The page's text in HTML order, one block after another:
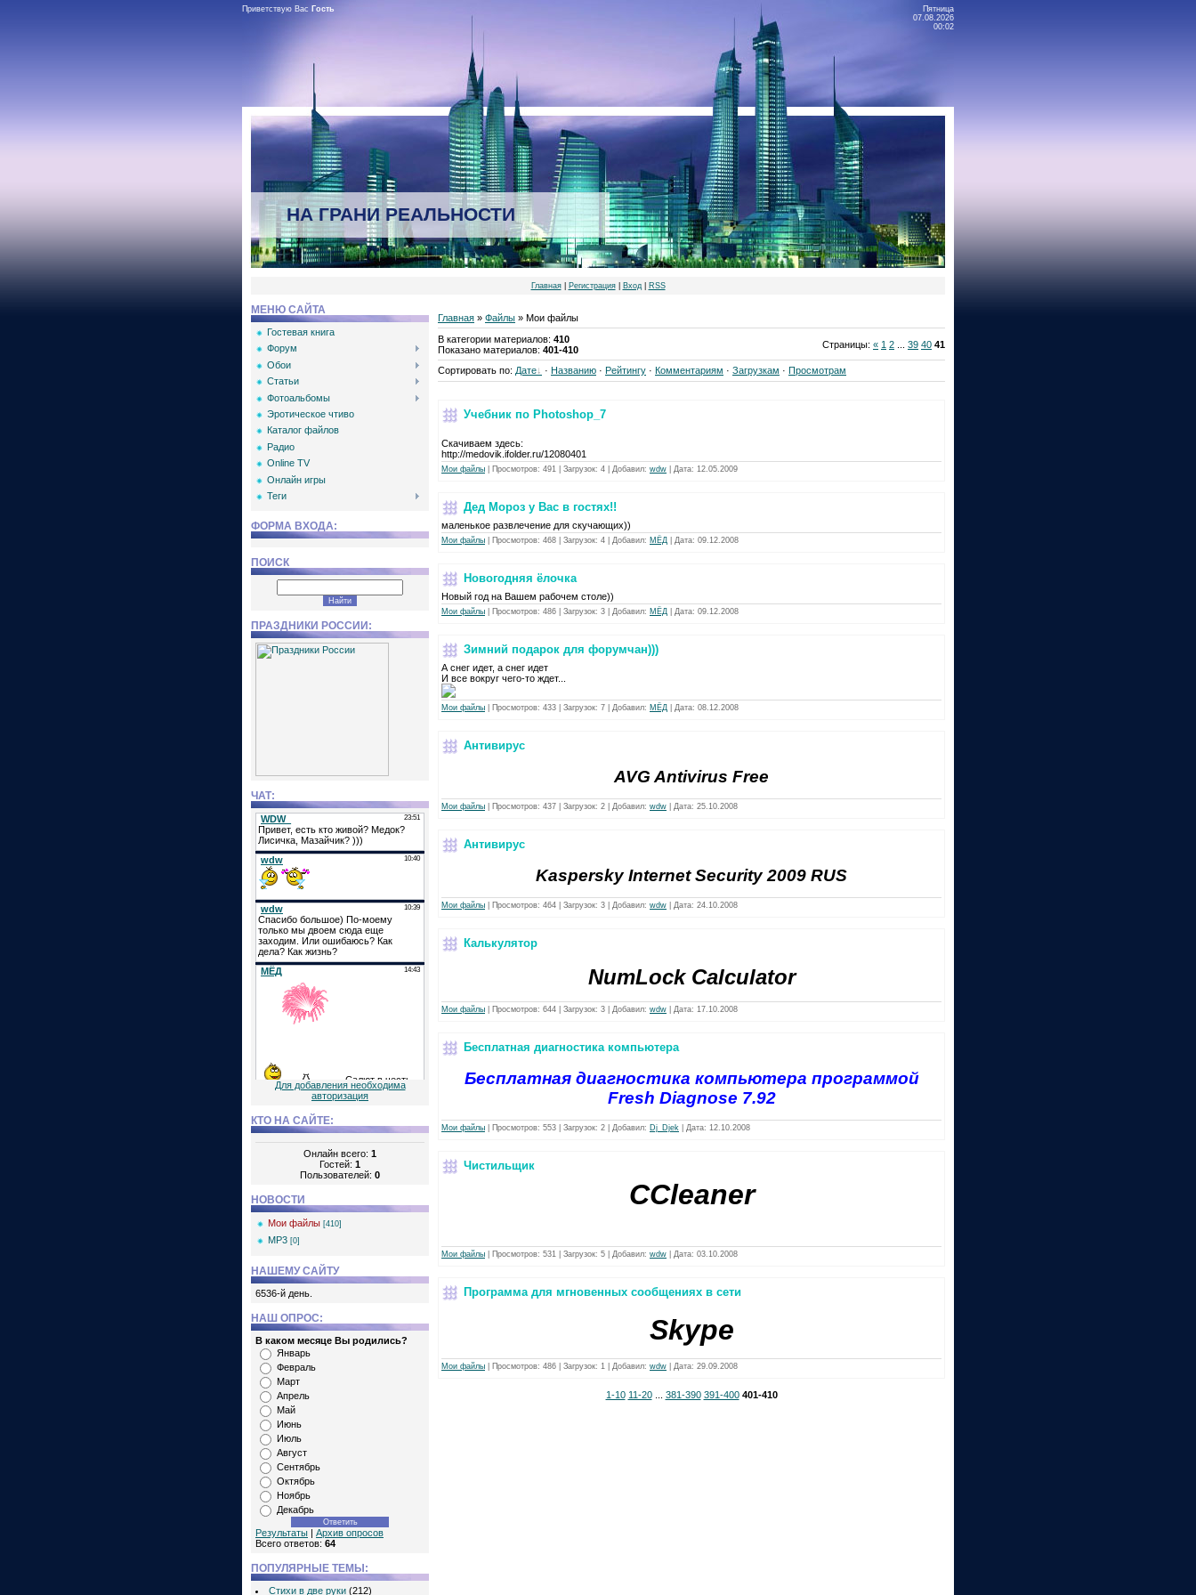
Приветствую Вас Гость
Пятница
07.08.2026
00:02
НА ГРАНИ РЕАЛЬНОСТИ
Главная| Регистрация| Вход| RSS
МЕНЮ САЙТА
Гостевая книга
Форум
Обои
Статьи
Фотоальбомы
Эротическое чтиво
Каталог файлов
Радио
Online TV
Онлайн игры
Теги
ФОРМА ВХОДА:
ПОИСК
ПРАЗДНИКИ РОССИИ:
ЧАТ:
Для добавления необходима
авторизация
КТО НА САЙТЕ:
Онлайн всего: 1
Гостей: 1
Пользователей: 0
НОВОСТИ
Мои файлы [410]
MP3 [0]
НАШЕМУ САЙТУ
6536-й день.
НАШ ОПРОС:
В каком месяце Вы родились?
Январь
Февраль
Март
Апрель
Май
Июнь
Июль
Август
Сентябрь
Октябрь
Ноябрь
Декабрь
Результаты | Архив опросов
Всего ответов: 64
ПОПУЛЯРНЫЕ ТЕМЫ:
Стихи в две руки (212)
Главная » Файлы » Мои файлы
В категории материалов: 410
Показано материалов: 401-410 Страницы: « 1 2 39 40 41
Сортировать по: Дате · Названию · Рейтингу · Комментариям · Загрузкам · Просмотрам
Учебник по Photoshop_7
Скачиваем здесь:
http://medovik.ifolder.ru/12080401
Мои файлы Просмотров: 491 Загрузок: 4 Добавил: wdw Дата: 12.05.2009
Дед Мороз у Вас в гостях!!
маленькое развлечение для скучающих))
Мои файлы Просмотров: 468 Загрузок: 4 Добавил: МЁД Дата: 09.12.2008
Новогодняя ёлочка
Новый год на Вашем рабочем столе))
Мои файлы Просмотров: 486 Загрузок: 3 Добавил: МЁД Дата: 09.12.2008
Зимний подарок для форумчан)))
А снег идет, а снег идет
И все вокруг чего-то ждет...
Мои файлы Просмотров: 433 Загрузок: 7 Добавил: МЁД Дата: 08.12.2008
Антивирус
AVG Antivirus Free
Мои файлы Просмотров: 437 Загрузок: 2 Добавил: wdw Дата: 25.10.2008
Антивирус
Kaspersky Internet Security 2009 RUS
Мои файлы Просмотров: 464 Загрузок: 3 Добавил: wdw Дата: 24.10.2008
Калькулятор
NumLock Calculator
Мои файлы Просмотров: 644 Загрузок: 3 Добавил: wdw Дата: 17.10.2008
Бесплатная диагностика компьютера
Бесплатная диагностика компьютера программой
Fresh Diagnose 7.92
Мои файлы Просмотров: 553 Загрузок: 2 Добавил: Dj_Djek Дата: 12.10.2008
Чистильщик
CCleaner
Мои файлы Просмотров: 531 Загрузок: 5 Добавил: wdw Дата: 03.10.2008
Программа для мгновенных сообщениях в сети
Skype
Мои файлы Просмотров: 486 Загрузок: 1 Добавил: wdw Дата: 29.09.2008
1-10 11-20 381-390 391-400 401-410